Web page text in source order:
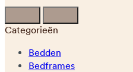
Categorieën
Bedden
Bedframes